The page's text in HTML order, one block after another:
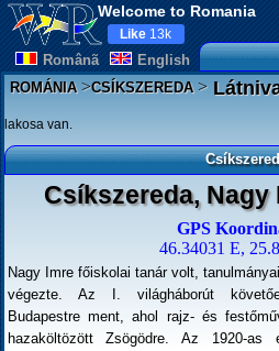
Welcome to Romania
Românã English
Like 13k
ROMÁNIA>CSÍKSZEREDA>
lakosa van.
Csíkszereda, Nagy
GPS
46.34031 E,
Nagy Imre főiskolai tanár volt,
végezte. Az I. világháborút
Budapestre ment, ahol rajz- és
hazaköltözött Zsögödre. Az 1920-